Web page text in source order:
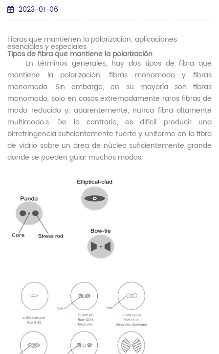
2023-01-06
Fibras que mantienen la polarización: aplicaciones
esenciales y especiales
Tipos de fibra que mantiene la polarización
En términos generales, hay dos tipos de fibra que
mantiene la polarización, fibras monomodo y fibras
monomodo. Sin embargo, en su mayoría son fibras
monomodo, solo en casos extremadamente raros fibras de
modo reducido y, aparentemente, nunca fibra altamente
multimodo.s. De lo contrario, es difícil producir una
birrefringencia suficientemente fuerte y uniforme en la fibra
de vidrio sobre un área de núcleo suficientemente grande
donde se pueden guiar muchos modos.